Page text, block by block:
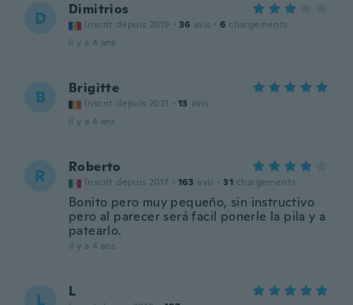
D Dimitrios
Inscrit depuis 2019 · 36 avis · 6 chargements
il y a 4 ans
B Brigitte
Inscrit depuis 2021 · 13 avis
il y a 4 ans
R Roberto
Inscrit depuis 2017 · 163 avis · 31 chargements
Bonito pero muy pequeño, sin instructivo
pero al parecer será facil ponerle la pila y a
patearlo.
il y a 4 ans
L L